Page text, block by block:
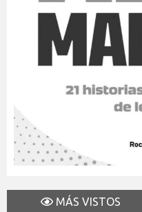
MÁS VISTOS